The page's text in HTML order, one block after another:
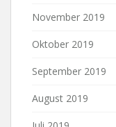
November 2019
Oktober 2019
September 2019
August 2019